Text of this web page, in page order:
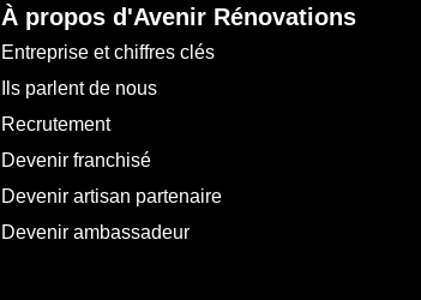
À propos d'Avenir Rénovations
Entreprise et chiffres clés
Ils parlent de nous
Recrutement
Devenir franchisé
Devenir artisan partenaire
Devenir ambassadeur